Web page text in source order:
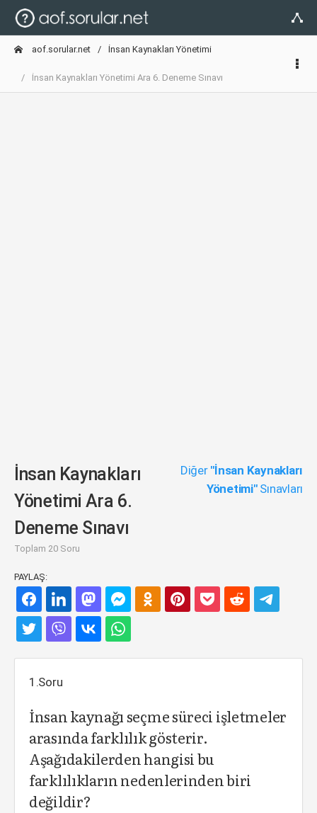
aof.sorular.net İnsan Kaynakları Yönetimi
İnsan Kaynakları Yönetimi Ara 6. Deneme Sınavı
İnsan Kaynakları
Yönetimi Ara 6.
Deneme Sınavı
Toplam 20 Soru
Diğer "İnsan Kaynakları
Yönetimi"Sınavları
PAYLAŞ:
1.Soru
İnsan kaynağı seçme süreci işletmeler
arasında farklılık gösterir.
Aşağıdakilerden hangisi bu
farklılıkların nedenlerinden biri
değildir?